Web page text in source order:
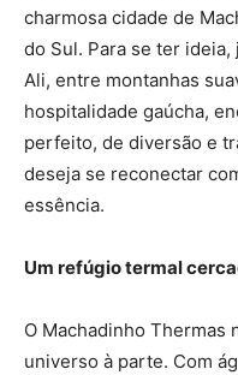
charmosa cidade de
do Sul. Para se ter
Ali, entre montanhas
hospitalidade gaúcha,
perfeito, de diversão e
deseja se reconectar
essência.
Um refúgio termal
O Machadinho Thermas
universo à parte. Com